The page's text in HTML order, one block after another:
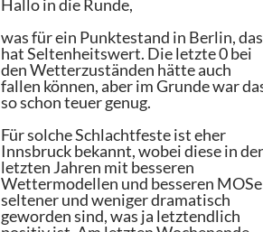
Hallo in die Runde,
was für ein Punktestand in Berlin, das
hat Seltenheitswert. Die letzte 0 bei
den Wetterzuständen hätte auch
fallen können, aber im Grunde war
so schon teuer genug.
Für solche Schlachtfeste ist eher
Innsbruck bekannt, wobei diese in
letzten Jahren mit besseren
Wettermodellen und besseren
seltener und weniger dramatisch
geworden sind, was ja letztendlich